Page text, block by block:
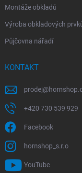
Montáže obkladů
Výroba obkladových
Půjčovna nářadí
KONTAKT
prodej@
+420 730 539 929
Facebook
hornshop_s.r.o
YouTube